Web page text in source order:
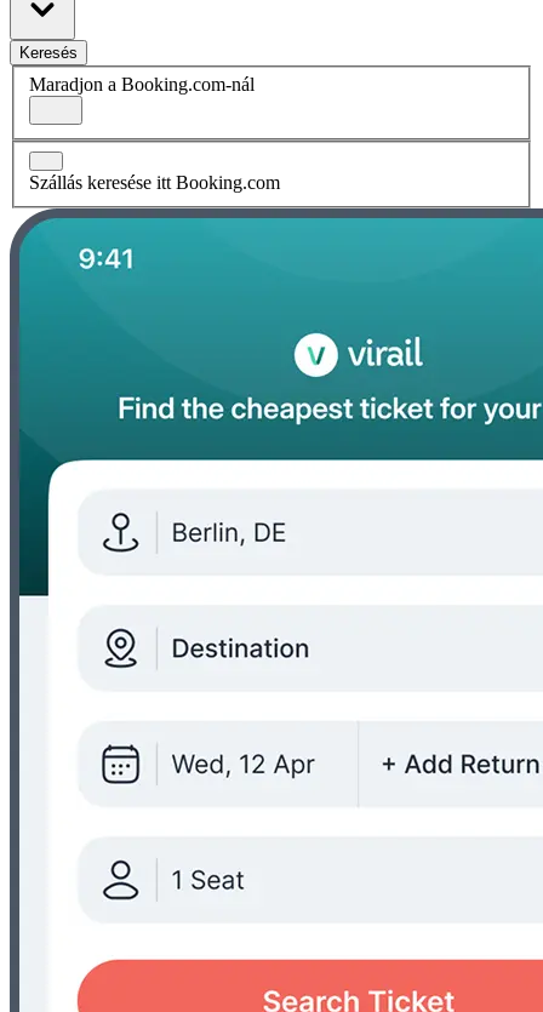
Keresés
Maradjon a Booking.com-nál
Szállás keresése itt Booking.com